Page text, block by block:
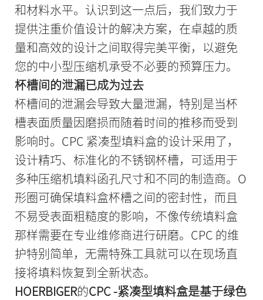
和材料水平。认识到这一点后，我们致力于
提供注重价值设计的解决方案，在卓越的质
量和高效的设计之间取得完美平衡，以避免
您的中小型压缩机承受不必要的预算压力。
杯槽间的泄漏已成为过去
杯槽间的泄漏会导致大量泄漏，特别是当杯
槽表面质量因磨损而随着时间的推移而受到
影响时。CPC 紧凑型填料盒的设计采用了，
设计精巧、标准化的不锈钢杯槽，可适用于
多种压缩机填料函孔尺寸和不同的制造商。O
形圈可确保填料盒杯槽之间的密封性，而且
不易受表面粗糙度的影响，不像传统填料盒
那样需要在专业维修商进行研磨。CPC 的维
护特别简单，无需特殊工具就可以在现场直
接将填料恢复到全新状态。
HOERBIGER的CPC -紧凑型填料盒是基于绿色